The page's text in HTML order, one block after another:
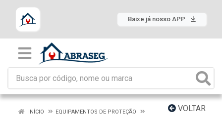
Baixe já nosso APP
VOLTAR
INÍCIO
EQUIPAMENTOS DE PROTEÇÃO